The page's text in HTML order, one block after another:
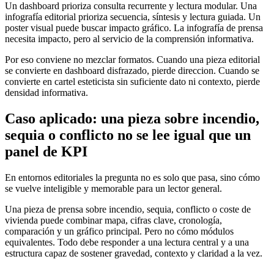
Un dashboard prioriza consulta recurrente y lectura modular. Una
infografía editorial prioriza secuencia, síntesis y lectura guiada. Un
poster visual puede buscar impacto gráfico. La infografía de prensa
necesita impacto, pero al servicio de la comprensión informativa.
Por eso conviene no mezclar formatos. Cuando una pieza editorial
se convierte en dashboard disfrazado, pierde direccion. Cuando se
convierte en cartel esteticista sin suficiente dato ni contexto, pierde
densidad informativa.
Caso aplicado: una pieza sobre incendio,
sequia o conflicto no se lee igual que un
panel de KPI
En entornos editoriales la pregunta no es solo que pasa, sino cómo
se vuelve inteligible y memorable para un lector general.
Una pieza de prensa sobre incendio, sequia, conflicto o coste de
vivienda puede combinar mapa, cifras clave, cronología,
comparación y un gráfico principal. Pero no cómo módulos
equivalentes. Todo debe responder a una lectura central y a una
estructura capaz de sostener gravedad, contexto y claridad a la vez.